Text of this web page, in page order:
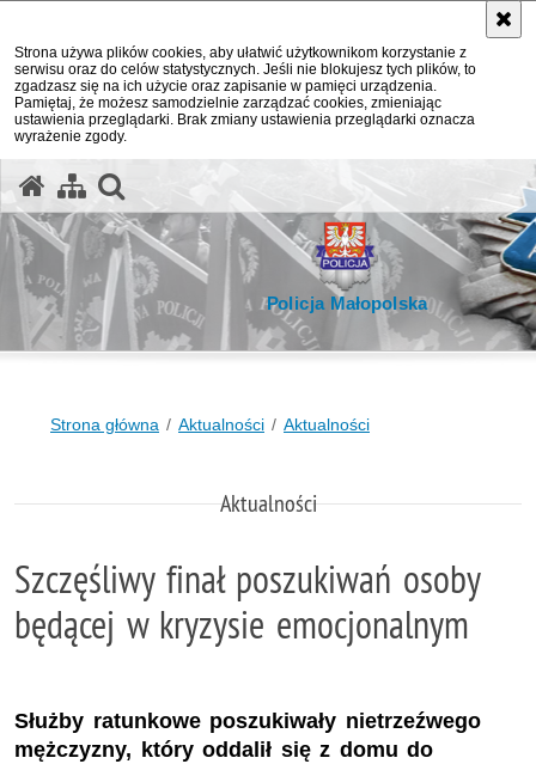
Strona używa plików cookies, aby ułatwić użytkownikom korzystanie z
serwisu oraz do celów statystycznych. Jeśli nie blokujesz tych plików, to
zgadzasz się na ich użycie oraz zapisanie w pamięci urządzenia.
Pamiętaj, że możesz samodzielnie zarządzać cookies, zmieniając
ustawienia przeglądarki. Brak zmiany ustawienia przeglądarki oznacza
wyrażenie zgody.
Policja Małopolska
Strona główna Aktualności Aktualności
Aktualności
Szczęśliwy finał poszukiwań osoby
będącej w kryzysie emocjonalnym
Służby ratunkowe poszukiwały nietrzeźwego
mężczyzny, który oddalił się z domu do